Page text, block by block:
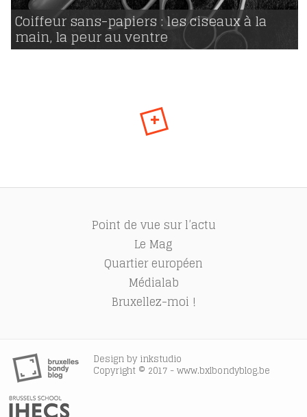
Coiffeur sans-papiers : les ciseaux à la
main, la peur au ventre
voir
21 | 03 | 2018
2045
+
Point de vue sur l’actu
Le Mag
Quartier européen
Médialab
Bruxellez-moi !
Design by inkstudio
Copyright © 2017 - www.bxlbondyblog.be